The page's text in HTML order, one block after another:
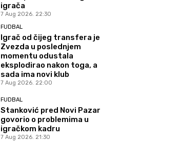
igrača
7 Aug 2026. 22:30
FUDBAL
Igrač od čijeg transfera je
Zvezda u poslednjem
momentu odustala
eksplodirao nakon toga, a
sada ima novi klub
7 Aug 2026. 22:00
FUDBAL
Stanković pred Novi Pazar
govorio o problemima u
igračkom kadru
7 Aug 2026. 21:30